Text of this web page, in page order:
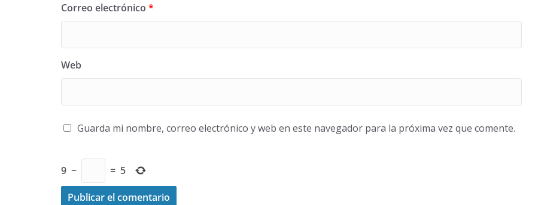
Correo electrónico *
Web
Guarda mi nombre, correo electrónico y web en este navegador para la próxima vez que comente.
9 − = 5